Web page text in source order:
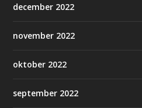
december 2022
november 2022
oktober 2022
september 2022